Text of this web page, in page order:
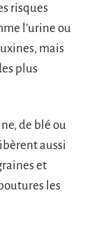
risques
l’urine ou
mais
plus
de blé ou
aussi
et
les